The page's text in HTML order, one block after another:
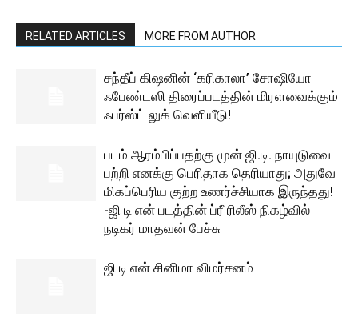
RELATED ARTICLES MORE FROM AUTHOR
சந்தீப் கிஷனின் ‘கரிகாலா’ சோஷியோ
ஃபேண்டஸி திரைப்படத்தின் மிரளவைக்கும்
ஃபர்ஸ்ட் லுக் வெளியீடு!
படம் ஆரம்பிப்பதற்கு முன் ஜி.டி. நாயுடுவை
பற்றி எனக்கு பெரிதாக தெரியாது; அதுவே
மிகப்பெரிய குற்ற உணர்ச்சியாக இருந்தது!
-ஜி டி என் படத்தின் ப்ரீ ரிலீஸ் நிகழ்வில்
நடிகர் மாதவன் பேச்சு
ஜி டி என் சினிமா விமர்சனம்